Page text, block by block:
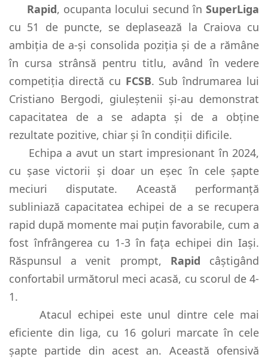
Rapid, ocupanta locului secund în SuperLiga
cu 51 de puncte, se deplasează la Craiova cu
ambiția de a-și consolida poziția și de a rămâne
în cursa strânsă pentru titlu, având în vedere
competiția directă cu FCSB. Sub îndrumarea lui
Cristiano Bergodi, giuleștenii și-au demonstrat
capacitatea de a se adapta și de a obține
rezultate pozitive, chiar și în condiții dificile.
Echipa a avut un start impresionant în 2024,
cu șase victorii și doar un eșec în cele șapte
meciuri disputate. Această performanță
subliniază capacitatea echipei de a se recupera
rapid după momente mai puțin favorabile, cum a
fost înfrângerea cu 1-3 în fața echipei din Iași.
Răspunsul a venit prompt, Rapid câștigând
confortabil următorul meci acasă, cu scorul de 4-
1.
Atacul echipei este unul dintre cele mai
eficiente din liga, cu 16 goluri marcate în cele
șapte partide din acest an. Această ofensivă